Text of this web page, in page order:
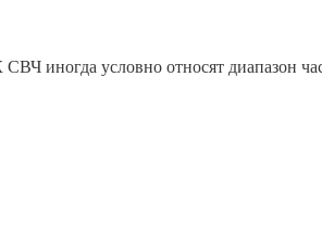
СВЧ иногда условно относят